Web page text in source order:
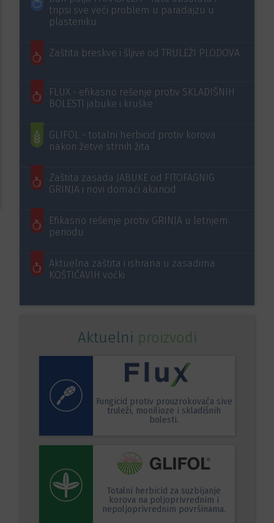
tripsi sve veći problem u paradajzu u
plasteniku
Zaštita breskve i šljive od TRULEŽI PLODOVA
FLUX - efikasno rešenje protiv SKLADIŠNIH
BOLESTI jabuke i kruške
GLIFOL - totalni herbicid protiv korova
nakon žetve strnih žita
Zaštita zasada JABUKE od FITOFAGNIG
GRINJA i novi domaći akaricid
Efikasno rešenje protiv GRINJA u letnjem
periodu
Aktuelna zaštita i ishrana u zasadima
KOŠTIČAVIH voćki
Aktuelni proizvodi
Fungicid protiv prouzrokovača sive
truleži, monilioze i skladišnih
bolesti.
Totalni herbicid za suzbijanje
korova na poljoprivrednim i
nepoljoprivrednim površinama.